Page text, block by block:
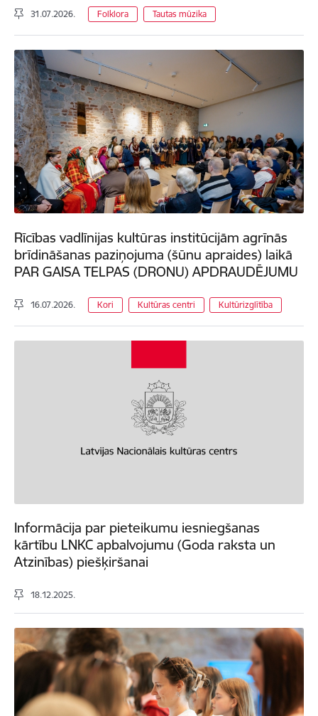
31.07.2026. Folklora Tautas mūzika
Rīcības vadlīnijas kultūras institūcijām agrīnās
brīdināšanas paziņojuma (šūnu apraides) laikā
PAR GAISA TELPAS (DRONU) APDRAUDĒJUMU
16.07.2026. Kori Kultūras centri Kultūrizglītība
Informācija par pieteikumu iesniegšanas
kārtību LNKC apbalvojumu (Goda raksta un
Atzinības) piešķiršanai
18.12.2025.